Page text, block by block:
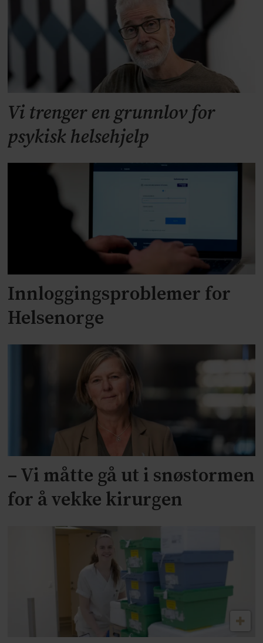
Vi trenger en grunnlov for
psykisk helsehjelp
Innloggingsproblemer for
Helsenorge
– Vi måtte gå ut i snøstormen
for å vekke kirurgen